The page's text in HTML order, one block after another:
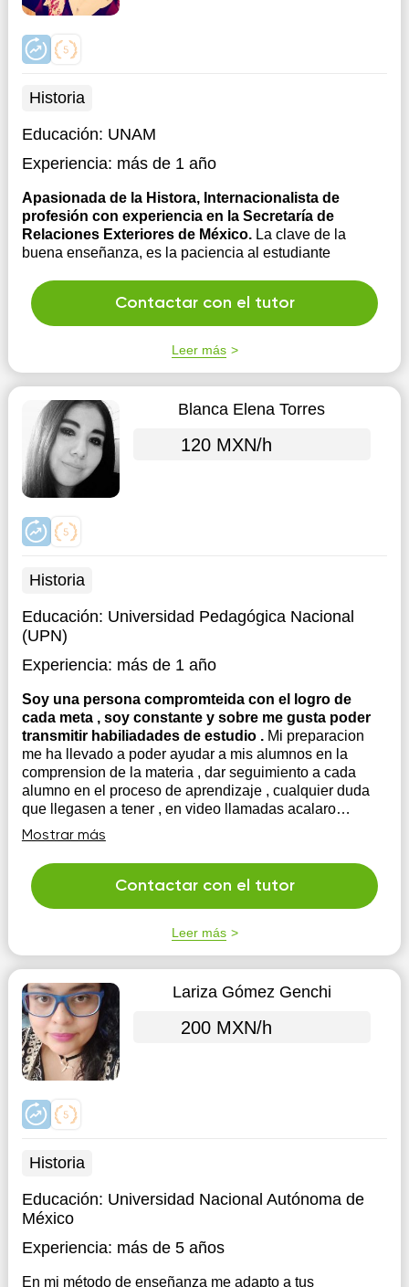
Historia
Educación: UNAM
Experiencia: más de 1 año
Apasionada de la Histora, Internacionalista de
profesión con experiencia en la Secretaría de
Relaciones Exteriores de México. La clave de la
buena enseñanza, es la paciencia al estudiante
Contactar con el tutor
Leer más
Blanca Elena Torres
120 MXN/h
Historia
Educación: Universidad Pedagógica Nacional
(UPN)
Experiencia: más de 1 año
Soy una persona compromteida con el logro de
cada meta , soy constante y sobre me gusta poder
transmitir habiliadades de estudio . Mi preparacion
me ha llevado a poder ayudar a mis alumnos en la
comprension de la materia , dar seguimiento a cada
alumno en el proceso de aprendizaje , cualquier duda
que llegasen a tener , en video llamadas acalaro
cualquier duda
Mostrar más
Contactar con el tutor
Leer más
Lariza Gómez Genchi
200 MXN/h
Historia
Educación: Universidad Nacional Autónoma de
México
Experiencia: más de 5 años
En mi método de enseñanza me adapto a tus